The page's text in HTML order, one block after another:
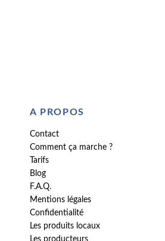
A PROPOS
Contact
Comment ça marche ?
Tarifs
Blog
F.A.Q.
Mentions légales
Confidentialité
Les produits locaux